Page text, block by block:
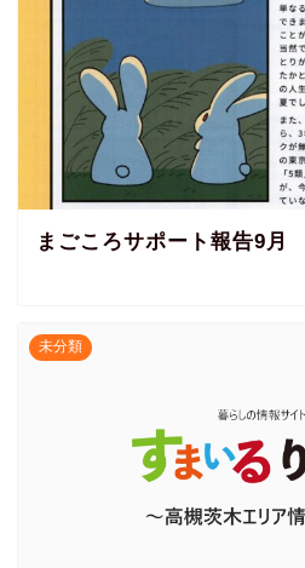
まごころサポート報告9月
未分類